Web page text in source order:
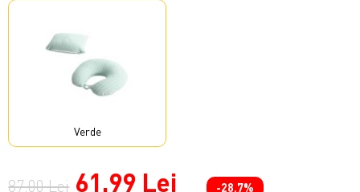
Verde
87,00 Lei 61,99 Lei -28.7%